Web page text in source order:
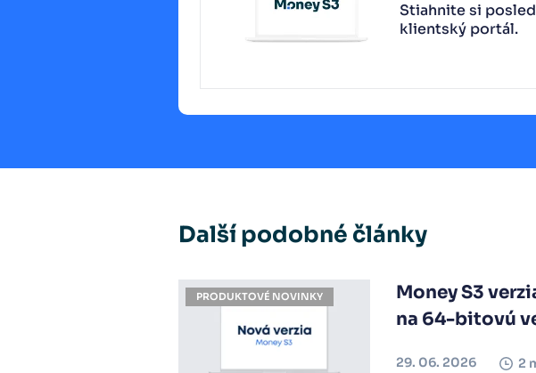
Stiahnite si
klientský portál.
Další podobné články
PRODUKTOVÉ NOVINKY
Money S3
na 64-bitovú
29. 06. 2026 2